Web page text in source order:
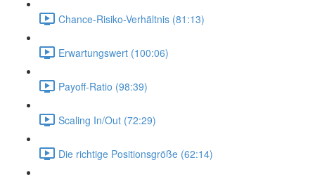
Chance-Risiko-Verhältnis (81:13)
Erwartungswert (100:06)
Payoff-Ratio (98:39)
Scaling In/Out (72:29)
Die richtige Positionsgröße (62:14)